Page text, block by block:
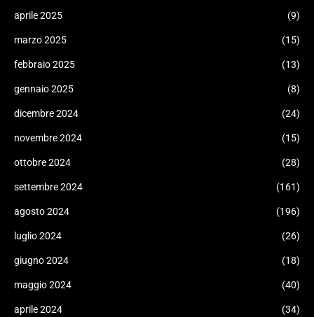
aprile 2025 (9)
marzo 2025 (15)
febbraio 2025 (13)
gennaio 2025 (8)
dicembre 2024 (24)
novembre 2024 (15)
ottobre 2024 (28)
settembre 2024 (161)
agosto 2024 (196)
luglio 2024 (26)
giugno 2024 (18)
maggio 2024 (40)
aprile 2024 (34)